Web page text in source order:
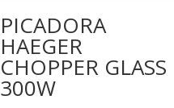
PICADORA
HAEGER
CHOPPER GLASS
300W